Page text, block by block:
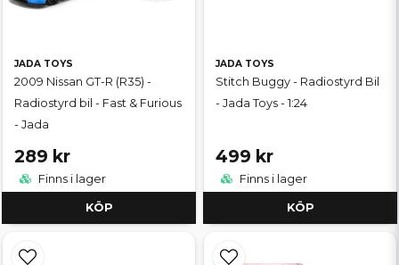
JADA TOYS
2009 Nissan GT-R (R35) -
Radiostyrd bil - Fast & Furious
- Jada
289 kr
Finns i lager
KÖP
JADA TOYS
Stitch Buggy - Radiostyrd Bil
- Jada Toys - 1:24
499 kr
Finns i lager
KÖP